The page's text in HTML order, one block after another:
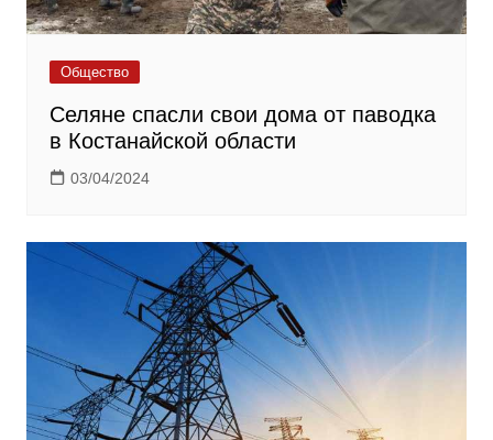
Общество
Селяне спасли свои дома от паводка
в Костанайской области
03/04/2024